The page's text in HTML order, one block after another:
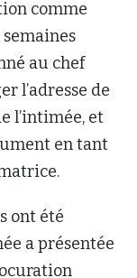
comme
au chef
l’adresse de
l’intimée, et
en tant
ont été
a présentée